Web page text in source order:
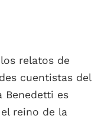
relatos de
cuentistas del
Benedetti es
reino de la